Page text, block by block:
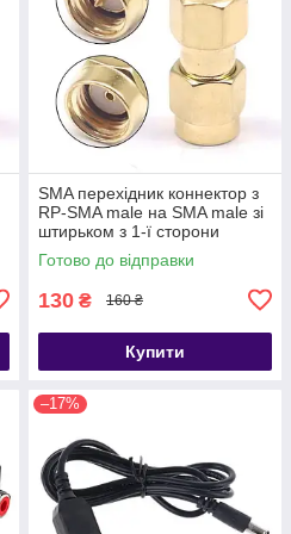
SMA перехідник коннектор з
RP-SMA male на SMA male зі
штирьком з 1-ї сторони
Готово до відправки
130 ₴ 160 ₴
Купити
–17%